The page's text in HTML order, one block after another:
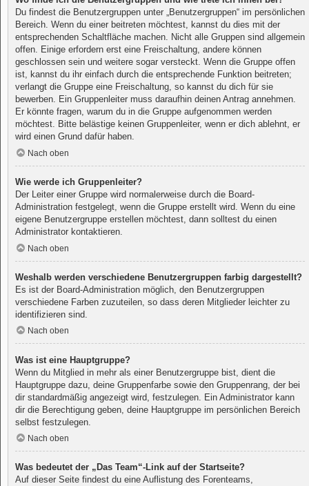
Du findest die Benutzergruppen unter „Benutzergruppen“ im persönlichen
Bereich. Wenn du einer beitreten möchtest, kannst du dies mit der
entsprechenden Schaltfläche machen. Nicht alle Gruppen sind allgemein
offen. Einige erfordern erst eine Freischaltung, andere können
geschlossen sein und weitere sogar versteckt. Wenn die Gruppe offen
ist, kannst du ihr einfach durch die entsprechende Funktion beitreten;
verlangt die Gruppe eine Freischaltung, so kannst du dich für sie
bewerben. Ein Gruppenleiter muss daraufhin deinen Antrag annehmen.
Er könnte fragen, warum du in die Gruppe aufgenommen werden
möchtest. Bitte belästige keinen Gruppenleiter, wenn er dich ablehnt, er
wird einen Grund dafür haben.
Nach oben
Wie werde ich Gruppenleiter?
Der Leiter einer Gruppe wird normalerweise durch die Board-
Administration festgelegt, wenn die Gruppe erstellt wird. Wenn du eine
eigene Benutzergruppe erstellen möchtest, dann solltest du einen
Administrator kontaktieren.
Nach oben
Weshalb werden verschiedene Benutzergruppen farbig dargestellt?
Es ist der Board-Administration möglich, den Benutzergruppen
verschiedene Farben zuzuteilen, so dass deren Mitglieder leichter zu
identifizieren sind.
Nach oben
Was ist eine Hauptgruppe?
Wenn du Mitglied in mehr als einer Benutzergruppe bist, dient die
Hauptgruppe dazu, deine Gruppenfarbe sowie den Gruppenrang, der bei
dir standardmäßig angezeigt wird, festzulegen. Ein Administrator kann
dir die Berechtigung geben, deine Hauptgruppe im persönlichen Bereich
selbst festzulegen.
Nach oben
Was bedeutet der „Das Team“-Link auf der Startseite?
Auf dieser Seite findest du eine Auflistung des Forenteams,